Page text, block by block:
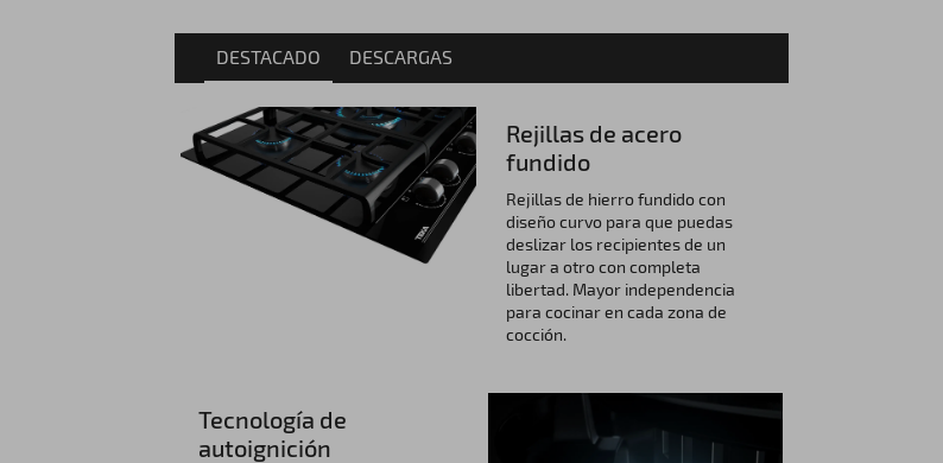
DESTACADO DESCARGAS
Rejillas de acero
fundido
Rejillas de hierro fundido con
diseño curvo para que puedas
deslizar los recipientes de un
lugar a otro con completa
libertad. Mayor independencia
para cocinar en cada zona de
cocción.
Tecnología de
autoignición